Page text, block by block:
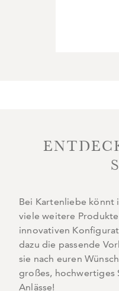
Bei Kartenliebe könnt
viele weitere
innovativen
dazu die passende
sie nach euren
großes, hochwertiges
Anlässe!